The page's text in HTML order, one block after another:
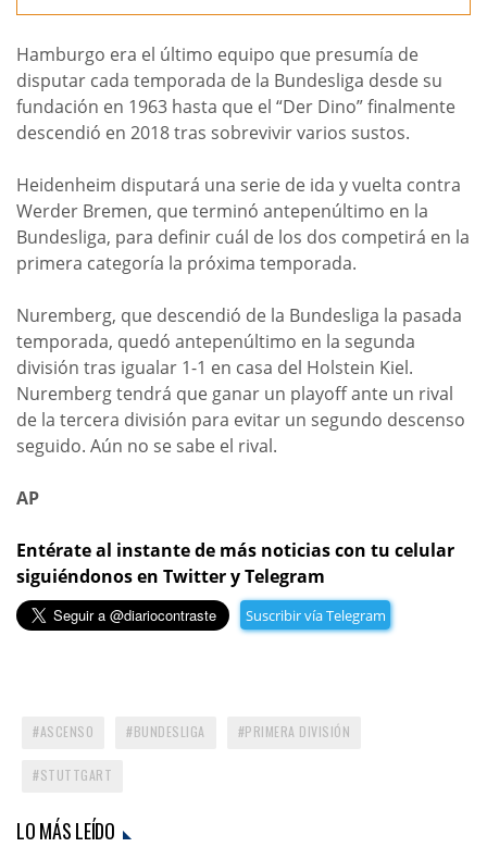
Hamburgo era el último equipo que presumía de
disputar cada temporada de la Bundesliga desde su
fundación en 1963 hasta que el “Der Dino” finalmente
descendió en 2018 tras sobrevivir varios sustos.
Heidenheim disputará una serie de ida y vuelta contra
Werder Bremen, que terminó antepenúltimo en la
Bundesliga, para definir cuál de los dos competirá en la
primera categoría la próxima temporada.
Nuremberg, que descendió de la Bundesliga la pasada
temporada, quedó antepenúltimo en la segunda
división tras igualar 1-1 en casa del Holstein Kiel.
Nuremberg tendrá que ganar un playoff ante un rival
de la tercera división para evitar un segundo descenso
seguido. Aún no se sabe el rival.
AP
Entérate al instante de más noticias con tu celular
siguiéndonos en Twitter y Telegram
Suscribir vía Telegram
ASCENSO BUNDESLIGA PRIMERA DIVISIÓN
STUTTGART
LO MÁS LEÍDO